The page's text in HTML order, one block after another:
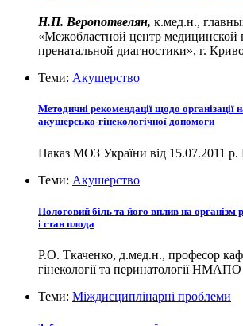
Н.П. Веропотвелян, к.мед.н.,
«Межобластной центр медицинской
пренатальной диагностики», г.
Теми: Акушерство
Методичні рекомендації щодо організації
акушерсько-гінекологічної допомоги
Наказ МОЗ України від 15.07.2011
Теми: Акушерство
Пологовий біль та його вплив на організм
і стан плода
Р.О. Ткаченко, д.мед.н., професор
гінекології та перинатології
Теми: Міждисциплінарні проблеми